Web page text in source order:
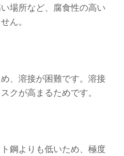
場所など、腐食性の高い
ん。
、溶接が困難です。溶接
クが高まるためです。
鋼よりも低いため、極度